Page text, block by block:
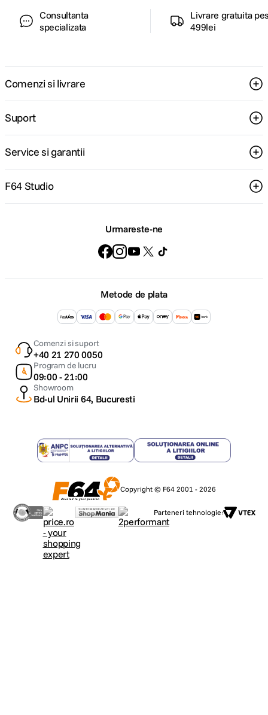
Sistem de
operare
Fara sistem de operare
Consultanta
specializata
Livrare gratuita
499lei
Comenzi si livrare
Suport
Service si garantii
F64 Studio
Urmareste-ne
Metode de plata
Comenzi si suport
+40 21 270 0050
Program de lucru
09:00 - 21:00
Showroom
Bd-ul Unirii 64, Bucuresti
Copyright © F64 2001 - 2026
Parteneri tehnologie: